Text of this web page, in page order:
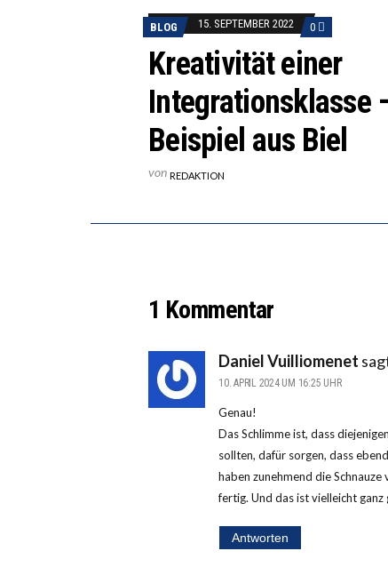
BLOG 15. SEPTEMBER 2022 0
Kreativität einer
Integrationsklasse
Beispiel aus Biel
von REDAKTION
1 Kommentar
Daniel Vuilliomenet
10. APRIL 2024 UM 16:25 UHR
Genau!
Das Schlimme ist, dass
sollten, dafür sorgen, dass
haben zunehmend die
fertig. Und das ist vielleicht ganz
Antworten